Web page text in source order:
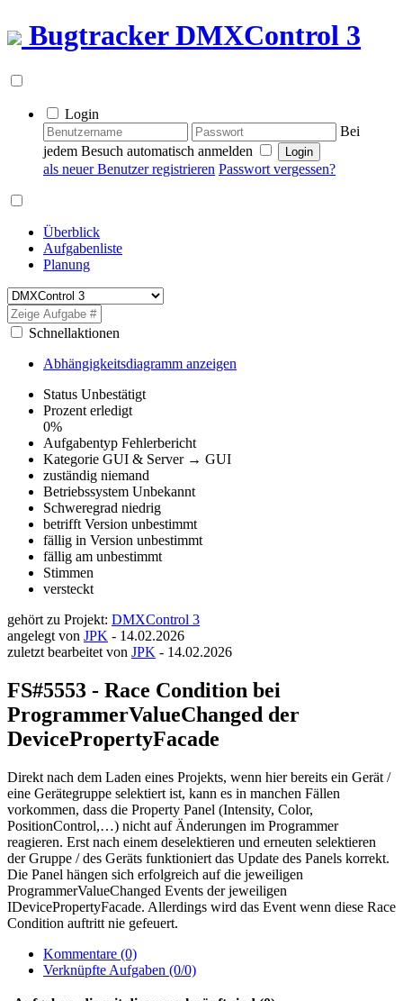
BugtrackerDMXControl 3
Login
Bei
jedem Besuch automatisch anmelden
als neuer Benutzer registrieren Passwort vergessen?
Überblick
Aufgabenliste
Planung
Schnellaktionen
Abhängigkeitsdiagramm anzeigen
Status Unbestätigt
Prozent erledigt
0%
Aufgabentyp Fehlerbericht
Kategorie GUI & Server → GUI
zuständig niemand
Betriebssystem Unbekannt
Schweregrad niedrig
betrifft Version unbestimmt
fällig in Version unbestimmt
fällig am unbestimmt
Stimmen
versteckt
gehört zu Projekt: DMXControl 3
angelegt von JPK - 14.02.2026
zuletzt bearbeitet von JPK - 14.02.2026
FS#5553 - Race Condition bei
ProgrammerValueChanged der
DevicePropertyFacade
Direkt nach dem Laden eines Projekts, wenn hier bereits ein Gerät /
eine Gerätegruppe selektiert ist, kann es in manchen Fällen
vorkommen, dass die Property Panel (Intensity, Color,
PositionControl,…) nicht auf Änderungen im Programmer
reagieren. Erst nach einem deselektieren und erneuten selektieren
der Gruppe / des Geräts funktioniert das Update des Panels korrekt.
Die Panel hängen sich erfolgreich auf die jeweiligen
ProgrammerValueChanged Events der jeweiligen
IDevicePropertyFacade. Allerdings wird das Event wenn diese Race
Condition auftritt nie gefeuert.
Kommentare (0)
Verknüpfte Aufgaben (0/0)